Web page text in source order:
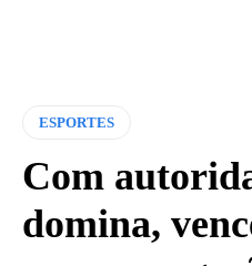
ESPORTES
Com
domina,